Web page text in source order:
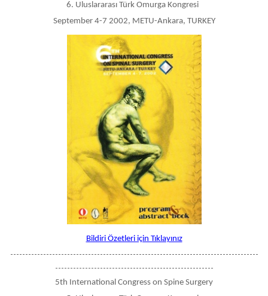
6. Uluslararası Türk Omurga Kongresi
September 4-7 2002, METU-Ankara, TURKEY
Bildiri Özetleri için Tıklayınız
-----------------------------------------------------------------------------------
-----------------------------------------------------
5th International Congress on Spine Surgery